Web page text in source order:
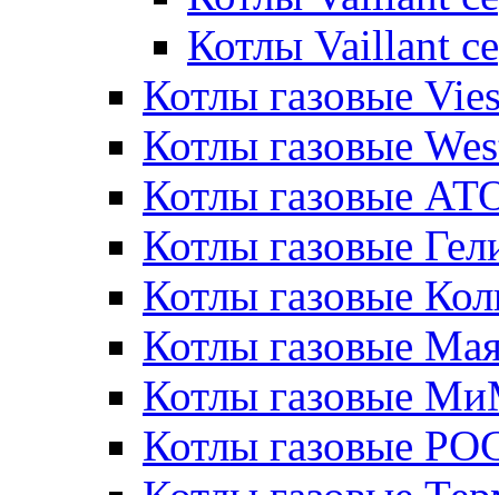
Котлы Vaillant
Котлы газовые
Котлы газовые
Котлы газовые
Котлы газовые
Котлы газовые
Котлы газовые
Котлы газовые
Котлы газовые